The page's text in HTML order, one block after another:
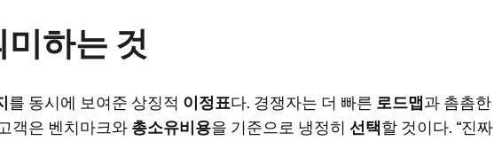
미하는 것
를 동시에 보여준 상징적 이정표다. 경쟁자는 더 빠른 로드맵과 촘촘한
객은 벤치마크와 총소유비용을 기준으로 냉정히 선택할 것이다. “진짜